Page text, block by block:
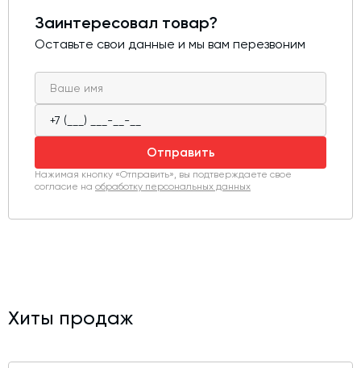
Заинтересовал товар?
Оставьте свои данные и мы вам перезвоним
Отправить
Нажимая кнопку «Отправить», вы подтверждаете свое
согласие на обработку персональных данных
Хиты продаж